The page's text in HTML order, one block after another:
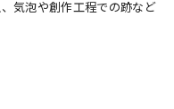
気泡や創作工程での跡など